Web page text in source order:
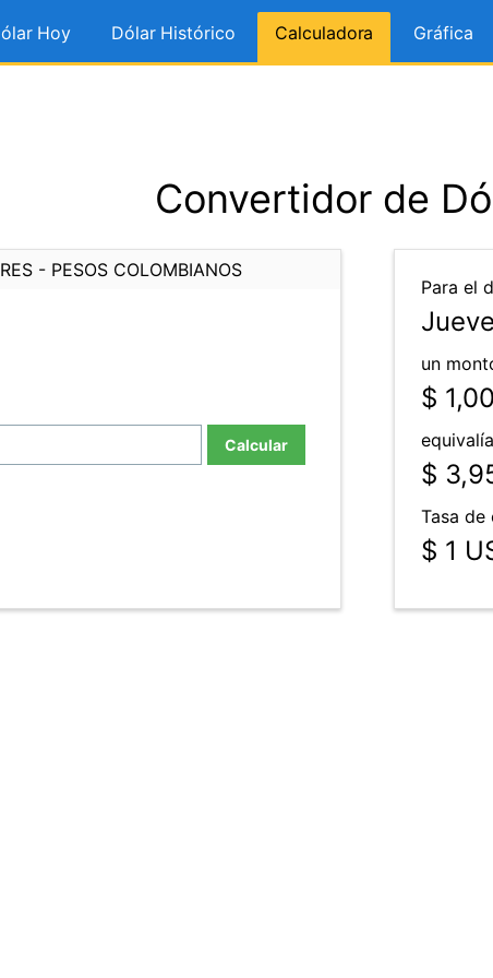
Hoy Dólar Histórico Calculadora Gráfica
Convertidor de
- PESOS COLOMBIANOS
Calcular
Para el
un
$
$
Tasa de
$ 1